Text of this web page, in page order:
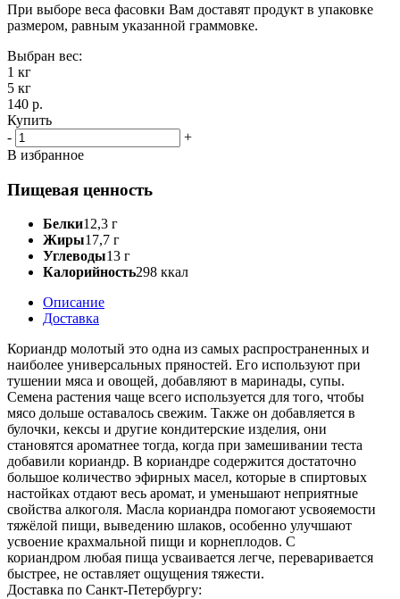
При выборе веса фасовки Вам доставят продукт в упаковке
размером, равным указанной граммовке.
Выбран вес:
1 кг
5 кг
140 р.
Купить
-
+
В избранное
Пищевая ценность
Белки12,3 г
Жиры17,7 г
Углеводы13 г
Калорийность298 ккал
Описание
Доставка
Кориандр молотый это одна из самых распространенных и
наиболее универсальных пряностей. Его используют при
тушении мяса и овощей, добавляют в маринады, супы.
Семена растения чаще всего используется для того, чтобы
мясо дольше оставалось свежим. Также он добавляется в
булочки, кексы и другие кондитерские изделия, они
становятся ароматнее тогда, когда при замешивании теста
добавили кориандр. В кориандре содержится достаточно
большое количество эфирных масел, которые в спиртовых
настойках отдают весь аромат, и уменьшают неприятные
свойства алкоголя. Масла кориандра помогают усвояемости
тяжёлой пищи, выведению шлаков, особенно улучшают
усвоение крахмальной пищи и корнеплодов. С
кориандром любая пища усваивается легче, переваривается
быстрее, не оставляет ощущения тяжести.
Доставка по Санкт-Петербургу: